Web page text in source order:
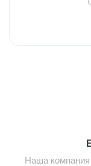
Наша компания